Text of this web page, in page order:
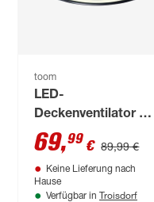
toom
LED-
Deckenventilator mit
Beleuchtung
dimmbar 40 W
warmweiß,
neutralweiß,
69,99 € 89,99 €
Keine Lieferung nach
Hause
Verfügbar in Troisdorf